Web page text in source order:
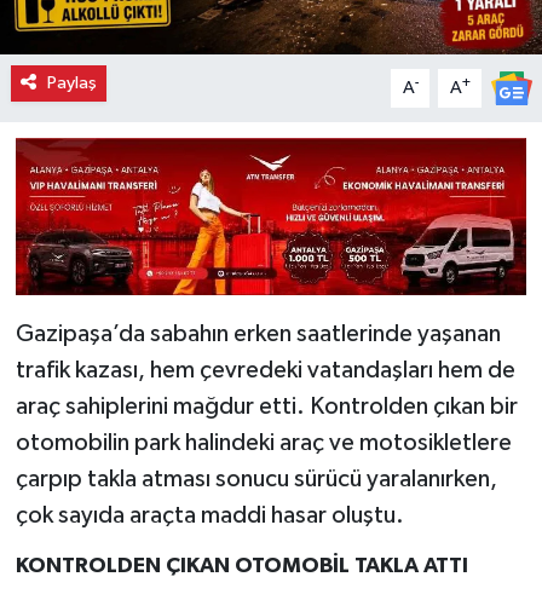
Paylaş A- A+
Gazipaşa’da sabahın erken saatlerinde yaşanan
trafik kazası, hem çevredeki vatandaşları hem de
araç sahiplerini mağdur etti. Kontrolden çıkan bir
otomobilin park halindeki araç ve motosikletlere
çarpıp takla atması sonucu sürücü yaralanırken,
çok sayıda araçta maddi hasar oluştu.
KONTROLDEN ÇIKAN OTOMOBİL TAKLA ATTI